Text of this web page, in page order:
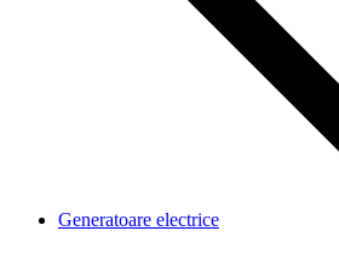
Generatoare electrice